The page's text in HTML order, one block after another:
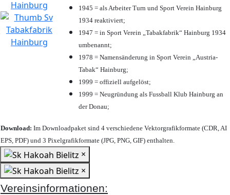
1945 = als Arbeiter Turn und Sport Verein Hainburg
1934 reaktiviert;
1947 = in Sport Verein „Tabakfabrik“ Hainburg 1934
umbenannt;
1978 = Namensänderung in Sport Verein „Austria-
Tabak“ Hainburg;
1999 = offiziell aufgelöst;
1999 = Neugründung als Fussball Klub Hainburg an
der Donau;
Download: Im Downloadpaket sind 4 verschiedene Vektorgrafikformate (CDR, AI
EPS, PDF) und 3 Pixelgrafikformate (JPG, PNG, GIF) enthalten.
×
×
Vereinsinformationen: